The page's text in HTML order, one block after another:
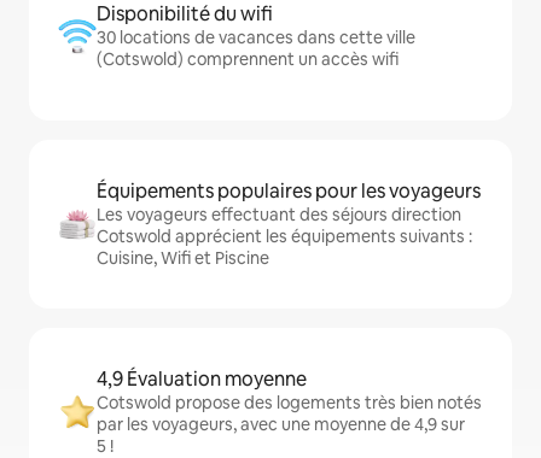
Disponibilité du wifi
30 locations de vacances dans cette ville
(Cotswold) comprennent un accès wifi
Équipements populaires pour les voyageurs
Les voyageurs effectuant des séjours direction
Cotswold apprécient les équipements suivants :
Cuisine, Wifi et Piscine
4,9 Évaluation moyenne
Cotswold propose des logements très bien notés
par les voyageurs, avec une moyenne de 4,9 sur
5 !